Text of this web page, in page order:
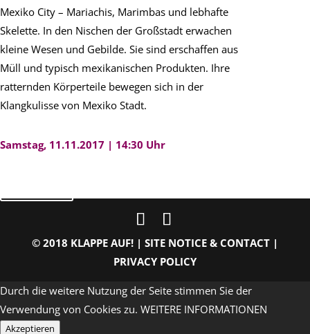
Mexiko City – Mariachis, Marimbas und lebhafte
Skelette. In den Nischen der Großstadt erwachen
kleine Wesen und Gebilde. Sie sind erschaffen aus
Müll und typisch mexikanischen Produkten. Ihre
ratternden Körperteile bewegen sich in der
Klangkulisse von Mexiko Stadt.
Samstag, 11.11.2017 | 14:30 Uhr
© 2018 KLAPPE AUF! | SITE NOTICE & CONTACT|
PRIVACY POLICY
Durch die weitere Nutzung der Seite stimmen Sie der
Verwendung von Cookies zu. WEITERE INFORMATIONEN
Akzeptieren